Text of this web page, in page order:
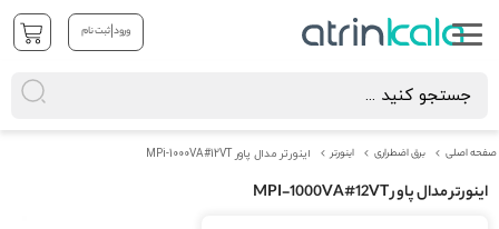
ورود|ثبت نام
صفحه اصلی برق اضطراری اینورتر اینورتر مدال پاور MPi-1000VA#12VT
اینورتر مدال پاور MPI-1000VA#12VT